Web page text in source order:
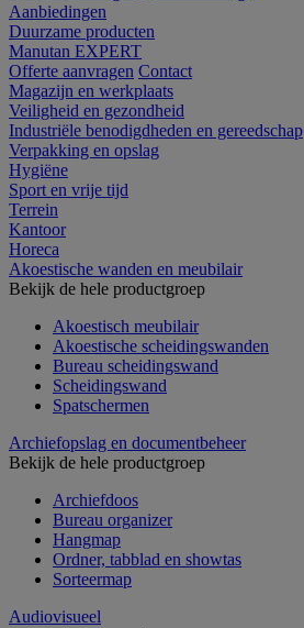
Aanbiedingen
Duurzame producten
Manutan EXPERT
Offerte aanvragen Contact
Magazijn en werkplaats
Veiligheid en gezondheid
Industriële benodigdheden en gereedschap
Verpakking en opslag
Hygiëne
Sport en vrije tijd
Terrein
Kantoor
Horeca
Akoestische wanden en meubilair
Bekijk de hele productgroep
Akoestisch meubilair
Akoestische scheidingswanden
Bureau scheidingswand
Scheidingswand
Spatschermen
Archiefopslag en documentbeheer
Bekijk de hele productgroep
Archiefdoos
Bureau organizer
Hangmap
Ordner, tabblad en showtas
Sorteermap
Audiovisueel